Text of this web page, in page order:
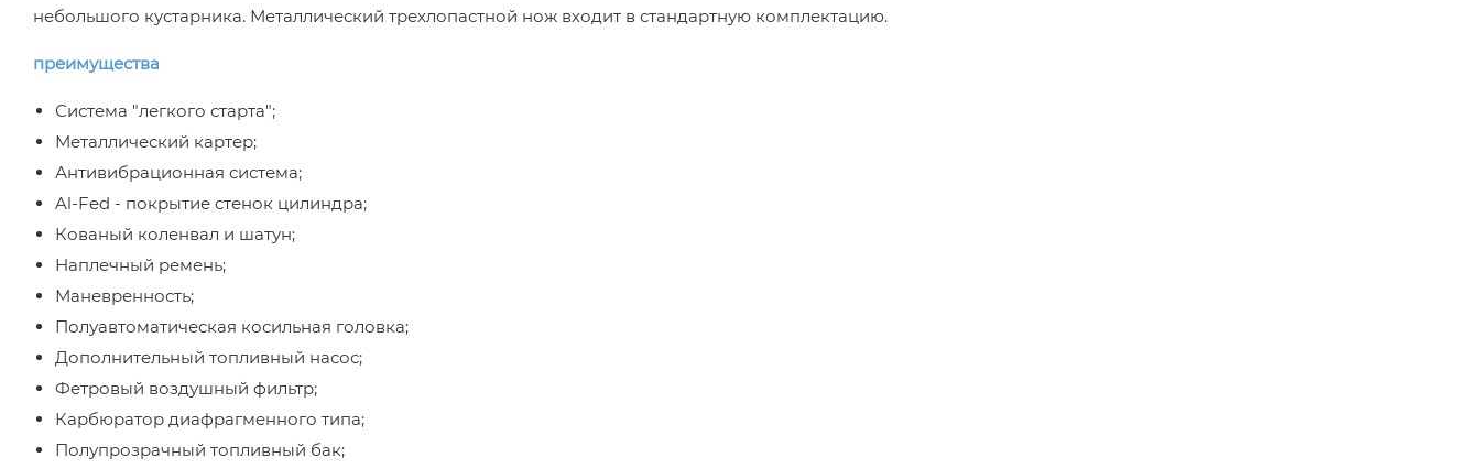
небольшого кустарника. Металлический трехлопастной нож входит в стандартную комплектацию.
преимущества
Система "легкого старта";
Металлический картер;
Антивибрационная система;
Al-Fed - покрытие стенок цилиндра;
Кованый коленвал и шатун;
Наплечный ремень;
Маневренность;
Полуавтоматическая косильная головка;
Дополнительный топливный насос;
Фетровый воздушный фильтр;
Карбюратор диафрагменного типа;
Полупрозрачный топливный бак;